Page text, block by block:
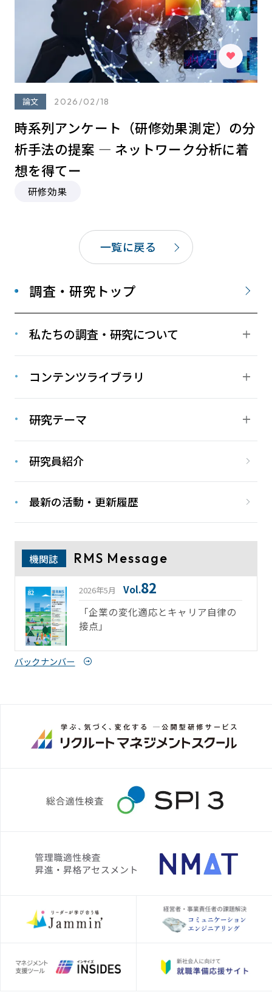
調査・研究トップ
私たちの調査・研究について
コンテンツライブラリ
研究テーマ
研究員紹介
最新の活動・更新履歴
機関誌 RMS Message
「企業の変化適応とキャリア自律の
接点」
2026年5月 Vol.82
バックナンバー
論文 2026/02/18
時系列アンケート（研修効果測定）の分
析⼿法の提案 ― ネットワーク分析に着
想を得てー
研修効果
一覧に戻る